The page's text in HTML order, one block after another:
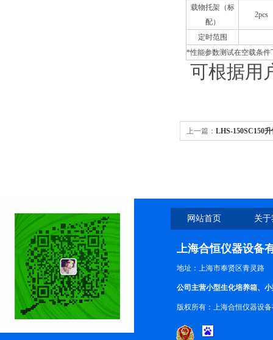
载物托架（标
配）
2pcs
定时范围
*性能参数测试在空载条
可根据用
上一篇： LHS-150SC150
网站首页 关
上海合恒仪器设备
地址：上海市奉贤区青灵路
公司主营小型生化培养箱、
版权所有：上海合恒仪器设